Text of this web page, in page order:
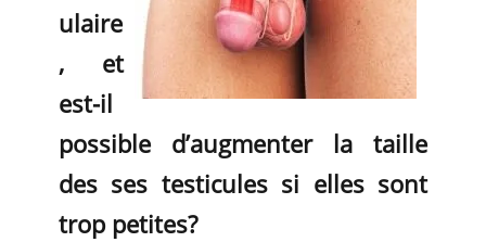
ulaire
, et
est-il
possible d’augmenter la taille
des ses testicules si elles sont
trop petites?